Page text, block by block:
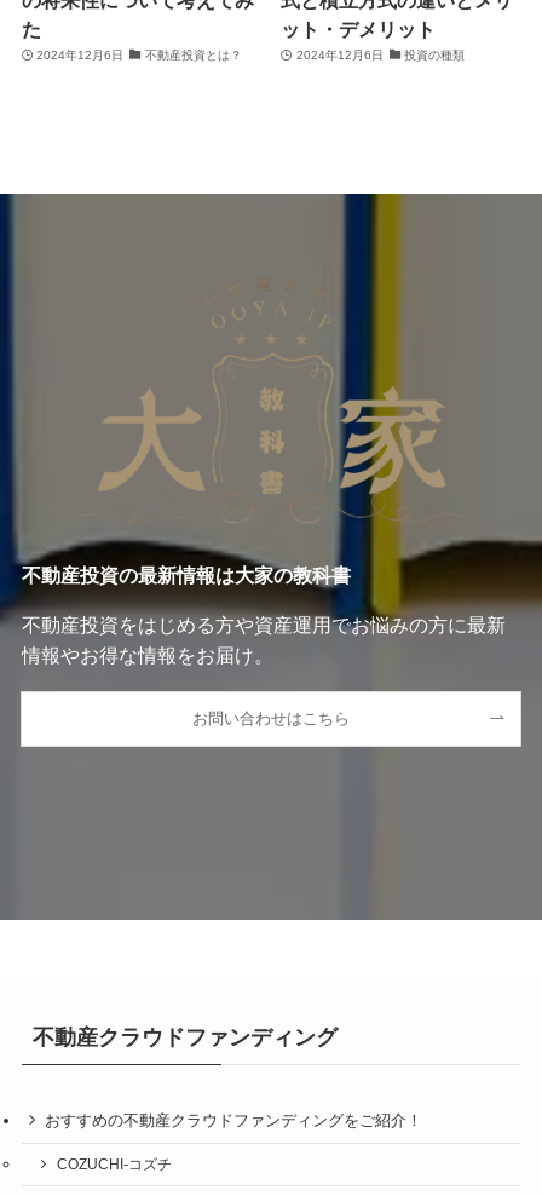
た
2024年12月6日 不動産投資とは？
ット・デメリット
2024年12月6日 投資の種類
不動産投資の最新情報は大家の教科書
不動産投資をはじめる方や資産運用でお悩みの方に最新
情報やお得な情報をお届け。
お問い合わせはこちら
不動産クラウドファンディング
おすすめの不動産クラウドファンディングをご紹介！
COZUCHI-コズチ